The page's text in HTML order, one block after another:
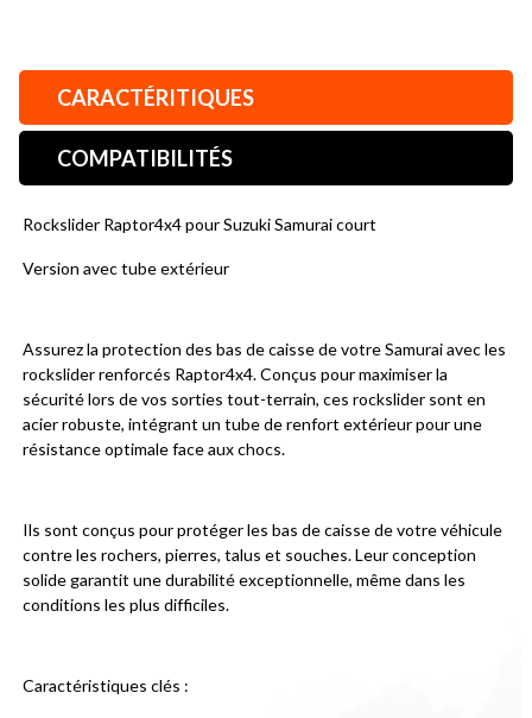
CARACTÉRITIQUES
COMPATIBILITÉS
Rockslider Raptor4x4 pour Suzuki Samurai court
Version avec tube extérieur
Assurez la protection des bas de caisse de votre Samurai avec les
rockslider renforcés Raptor4x4. Conçus pour maximiser la
sécurité lors de vos sorties tout-terrain, ces rockslider sont en
acier robuste, intégrant un tube de renfort extérieur pour une
résistance optimale face aux chocs.
Ils sont conçus pour protéger les bas de caisse de votre véhicule
contre les rochers, pierres, talus et souches. Leur conception
solide garantit une durabilité exceptionnelle, même dans les
conditions les plus difficiles.
Caractéristiques clés :